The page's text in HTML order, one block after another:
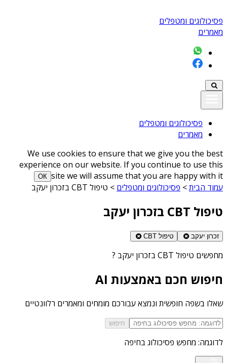
פסיכולוגים ומטפלים
מאמרים
פסיכולוגים ומטפלים
מאמרים
We use cookies to ensure that we give you the best
experience on our website. If you continue to use this
site we will assume that you are happy with it
ОК
עמוד הבית> פסיכולוגים ומטפלים > טיפול CBT בזכרון יעקב
טיפול CBT בזכרון יעקב
זכרון יעקב טיפול CBT
מחפשים טיפול CBT בזכרון יעקב ?
חיפוש חכם באמצעות AI
שאלו בשפה חופשית ונמצא עבורכם מומחים ומאמרים רלוונטיים
חיפוש
לדוגמה: מחפש פסיכולוג בחיפה